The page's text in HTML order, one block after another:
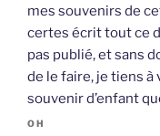
mes souvenirs de
certes écrit tout ce
pas publié, et sans
de le faire, je tiens
souvenir d’enfant
OH